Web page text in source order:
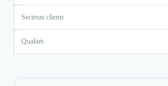
Secteurs clients
Qualités